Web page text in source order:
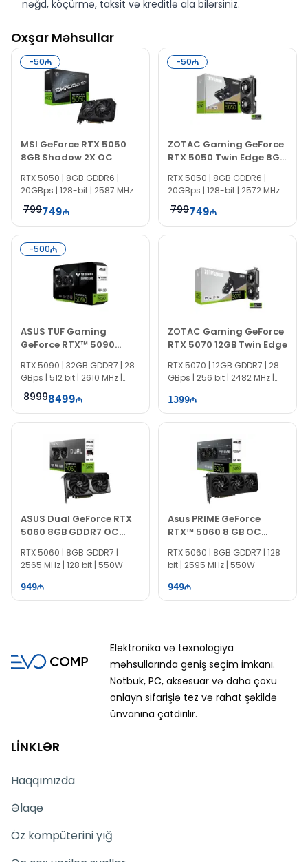
nəğd, köçürmə, taksit və kreditlə ala bilərsiniz.
Oxşar Məhsullar
-50
MSI GeForce RTX 5050
8GB Shadow 2X OC
RTX 5050 | 8GB GDDR6 |
20GBps | 128-bit | 2587 MHz |
550W
799749
-50
ZOTAC Gaming GeForce
RTX 5050 Twin Edge 8GB
ZT-B50500E-10M
RTX 5050 | 8GB GDDR6 |
20GBps | 128-bit | 2572 MHz |
550W
799749
-500
ASUS TUF Gaming
GeForce RTX™ 5090
32GB (512-bit) GDDR7
OC Edition
RTX 5090 | 32GB GDDR7 | 28
GBps | 512 bit | 2610 MHz |
1000W |
89998499
ZOTAC Gaming GeForce
RTX 5070 12GB Twin Edge
RTX 5070 | 12GB GDDR7 | 28
GBps | 256 bit | 2482 MHz |
1399
ASUS Dual GeForce RTX
5060 8GB GDDR7 OC
RTX 5060 | 8GB GDDR7 |
2565 MHz | 128 bit | 550W
949
Asus PRIME GeForce
RTX™ 5060 8 GB OC
90YV0N10-M0NA00
RTX 5060 | 8GB GDDR7 | 128
bit | 2595 MHz | 550W
949
Elektronika və texnologiya
məhsullarında geniş seçim imkanı.
Notbuk, PC, aksesuar və daha çoxu
onlayn sifarişlə tez və rahat şəkildə
ünvanına çatdırılır.
LİNKLƏR
Haqqımızda
Əlaqə
Öz kompüterini yığ